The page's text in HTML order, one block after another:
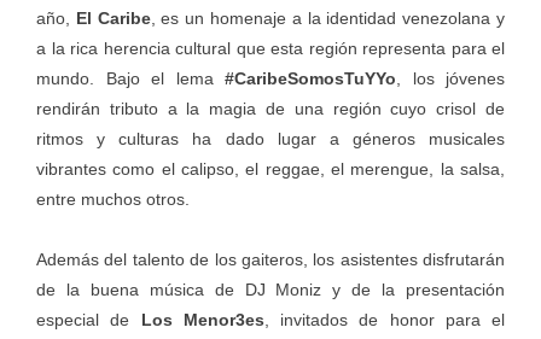
año, El Caribe, es un homenaje a la identidad venezolana y
a la rica herencia cultural que esta región representa para el
mundo. Bajo el lema #CaribeSomosTuYYo , los jóvenes
rendirán tributo a la magia de una región cuyo crisol de
ritmos y culturas ha dado lugar a géneros musicales
vibrantes como el calipso, el reggae, el merengue, la salsa,
entre muchos otros.
Además del talento de los gaiteros, los asistentes disfrutarán
de la buena música de DJ Moniz y de la presentación
especial de Los Menor3es , invitados de honor para el